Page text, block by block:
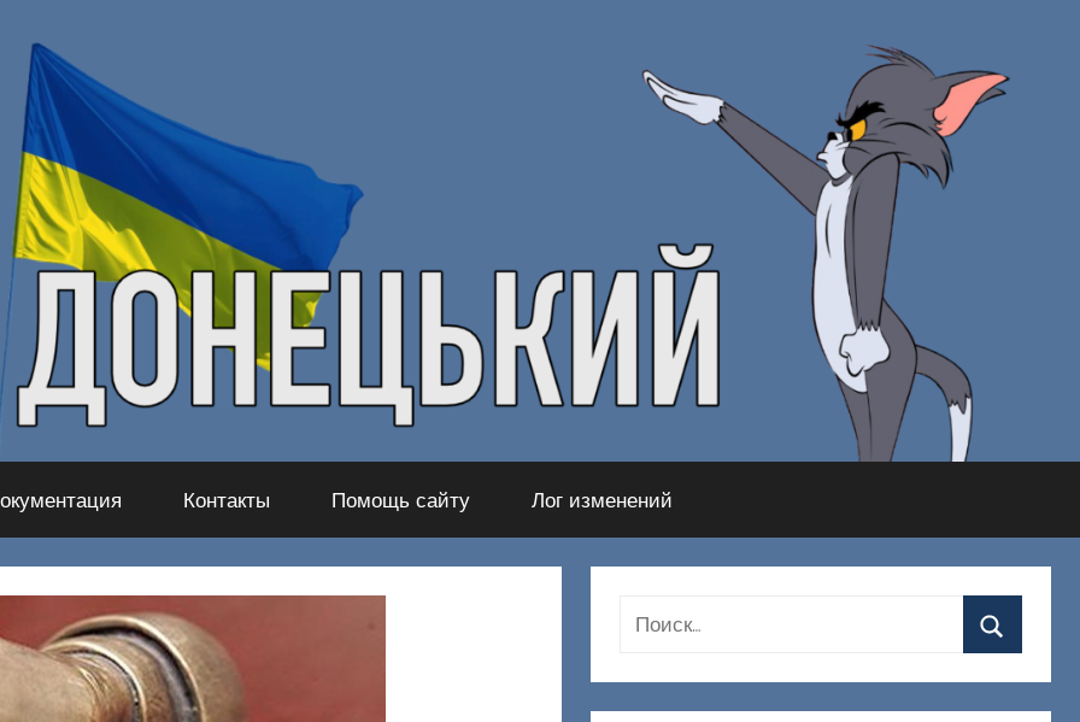
Контакты Помощь сайту Лог изменений